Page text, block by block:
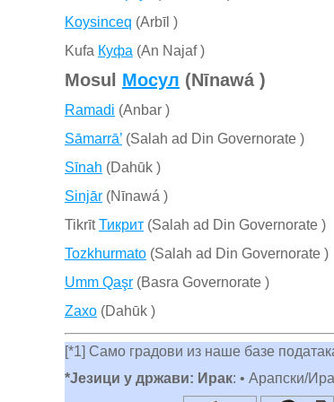
Koysinceq (Arbīl )
Kufa Куфа (An Najaf )
Mosul Мосул (Nīnawá )
Ramadi (Anbar )
Sāmarrā’ (Salah ad Din Governorate )
Sīnah (Dahūk )
Sinjār (Nīnawá )
TikrītТикрит (Salah ad Din Governorate )
Tozkhurmato (Salah ad Din Governorate )
Umm Qaşr (Basra Governorate )
Zaxo (Dahūk )
[*1] Само градови из наше базе
*Језици у држави: Ирак: • Арапски/